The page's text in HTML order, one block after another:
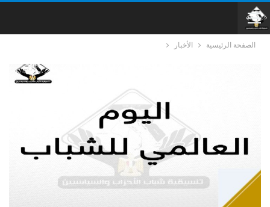
الصفحة الرئيسية الأخبار